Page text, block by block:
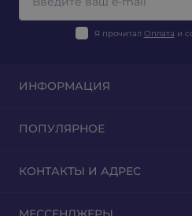
Я прочитал Оплата и
ИНФОРМАЦИЯ
Отзывы
Возврат товара
ПОПУЛЯРНОЕ
Табак для гильз
КОНТАКТЫ И АДРЕС